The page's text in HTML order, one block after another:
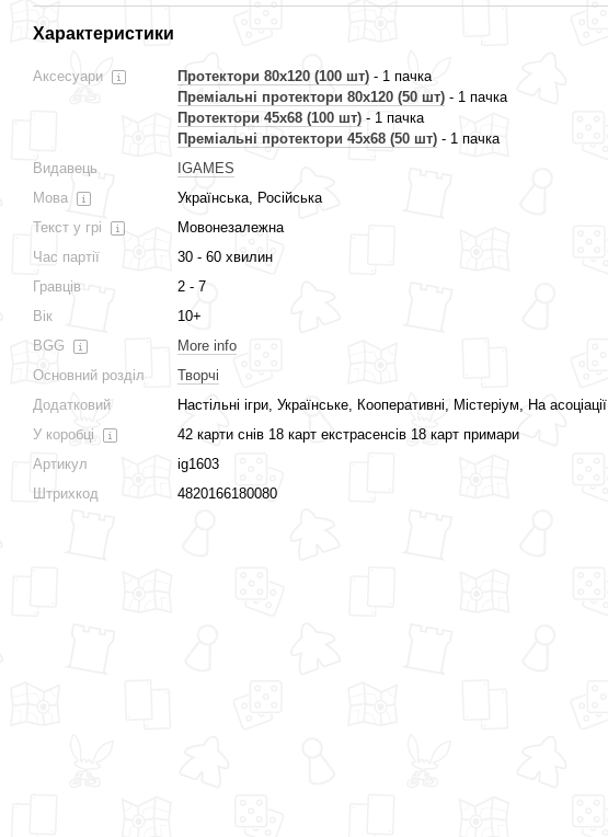
Характеристики
Аксесуари Протектори 80x120 (100 шт) - 1 пачка
Преміальні протектори 80x120 (50 шт) - 1 пачка
Протектори 45x68 (100 шт) - 1 пачка
Преміальні протектори 45x68 (50 шт) - 1 пачка
Видавець
IGAMES
Мова
Українська, Російська
Текст у грі
Мовонезалежна
Час партії
30 - 60 хвилин
Гравців
2 - 7
Вік
10+
BGG
More info
Основний розділ
Творчі
Додатковий
Настільні ігри, Українське, Кооперативні, Містеріум, На асоціації
У коробці
42 карти снів 18 карт екстрасенсів 18 карт примари
Артикул
ig1603
Штрихкод
4820166180080
Містеріум.
Таємничі знаки
коробка
999 грн
3 164 грн 3 595 грн